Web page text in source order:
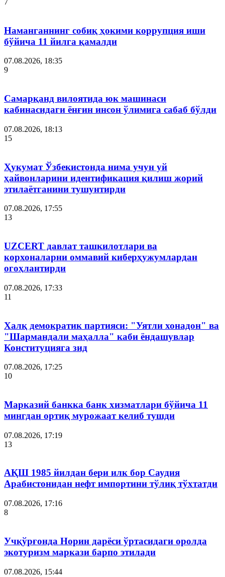
7
Наманганнинг собиқ ҳокими коррупция иши
бўйича 11 йилга қамалди
07.08.2026, 18:35
9
Самарқанд вилоятида юк машинаси
кабинасидаги ёнғин инсон ўлимига сабаб бўлди
07.08.2026, 18:13
15
Ҳукумат Ўзбекистонда нима учун уй
ҳайвонларини идентификация қилиш жорий
этилаётганини тушунтирди
07.08.2026, 17:55
13
UZCERT давлат ташкилотлари ва
корхоналарни оммавий киберҳужумлардан
огоҳлантирди
07.08.2026, 17:33
11
Халқ демократик партияси: "Уятли хонадон" ва
"Шармандали маҳалла" каби ёндашувлар
Конституцияга зид
07.08.2026, 17:25
10
Марказий банкка банк хизматлари бўйича 11
мингдан ортиқ мурожаат келиб тушди
07.08.2026, 17:19
13
АҚШ 1985 йилдан бери илк бор Саудия
Арабистонидан нефт импортини тўлиқ тўхтатди
07.08.2026, 17:16
8
Учқўрғонда Норин дарёси ўртасидаги оролда
экотуризм маркази барпо этилади
07.08.2026, 15:44